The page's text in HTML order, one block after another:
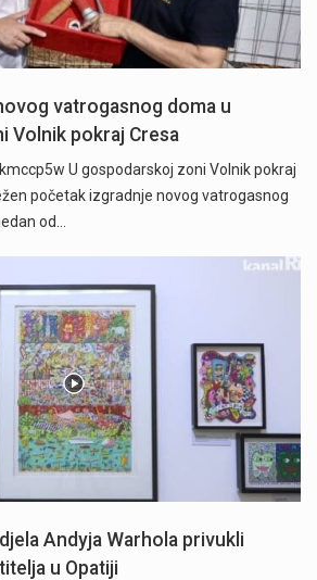
vatrogasnog doma u
Volnik pokraj Cresa
U gospodarskoj zoni Volnik pokraj
početak izgradnje novog vatrogasnog
od…
Andyja Warhola privukli
u Opatiji